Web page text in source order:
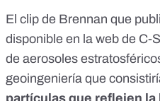
El clip de Brennan que
disponible en la web de C-
de aerosoles
geoingeniería que